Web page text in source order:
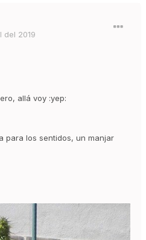
del 2019
allá voy :yep:
para los sentidos, un manjar